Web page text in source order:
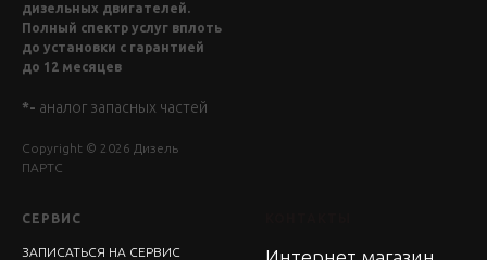
дизельных двигателей.
Полный спектр услуг вплоть
до установки с гарантией
до 12 месяцев
*- аналог запасных частей
Copyright © 2026 Дизель
ПАРТС
СЕРВИС
ЗАПИСАТЬСЯ НА СЕРВИС